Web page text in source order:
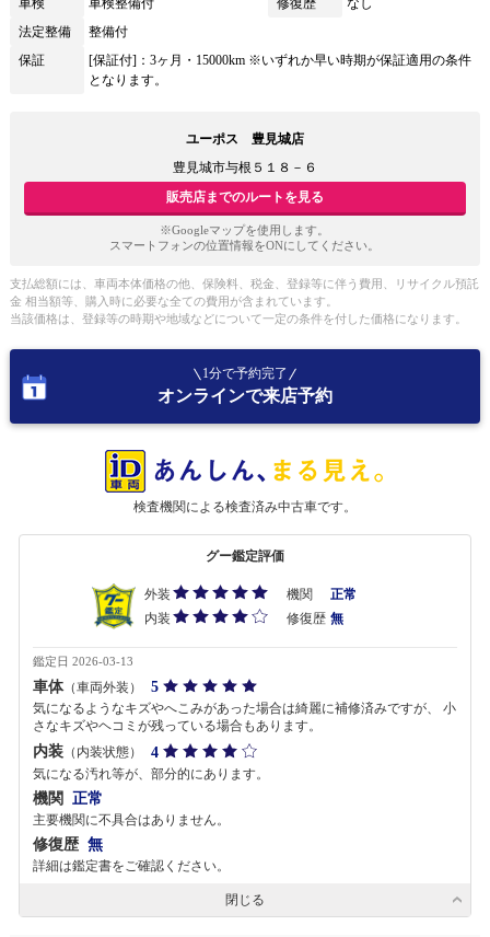
車検
車検整備付 修復歴
なし
法定整備
整備付
保証
[保証付]：3ヶ月・15000km ※いずれか早い時期が保証適用の条件
となります。
ユーポス 豊見城店
豊見城市与根５１８－６
販売店までのルートを見る
※Googleマップを使用します。
スマートフォンの位置情報をONにしてください。
支払総額には、車両本体価格の他、保険料、税金、登録等に伴う費用、リサイクル預託
金 相当額等、購入時に必要な全ての費用が含まれています。
当該価格は、登録等の時期や地域などについて一定の条件を付した価格になります。
1分で予約完了
オンラインで来店予約
検査機関による検査済み中古車です。
グー鑑定評価
外装 機関
正常
内装
修復歴 無
鑑定日 2026-03-13
車体（車両外装） 5
気になるようなキズやへこみがあった場合は綺麗に補修済みですが、 小
さなキズやヘコミが残っている場合もあります。
内装 （内装状態） 4
気になる汚れ等が、部分的にあります。
機関 正常
主要機関に不具合はありません。
修復歴 無
詳細は鑑定書をご確認ください。
閉じる